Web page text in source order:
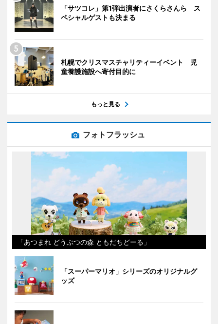
「サツコレ」第1弾出演者にさくらさんら ス
ペシャルゲストも決まる
札幌でクリスマスチャリティーイベント 児
童養護施設へ寄付目的に
もっと見る
フォトフラッシュ
「あつまれ どうぶつの森 ともだちどーる」
「スーパーマリオ」シリーズのオリジナルグ
ッズ